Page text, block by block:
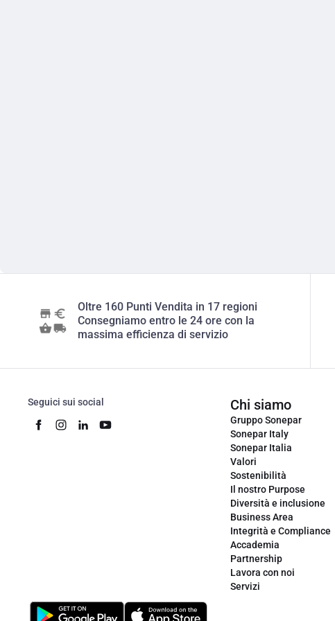
Oltre 160 Punti Vendita in 17 regioni
Consegniamo entro le 24 ore con la
massima efficienza di servizio
Seguici sui social Chi siamo
Gruppo Sonepar
Sonepar Italy
Sonepar Italia
Valori
Sostenibilità
Il nostro Purpose
Diversità e inclusione
Business Area
Integrità e Compliance
Accademia
Partnership
Lavora con noi
Servizi